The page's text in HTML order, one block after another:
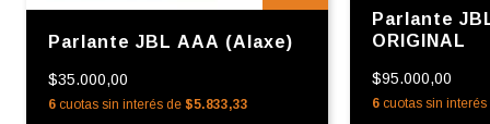
Parlante JBL AAA (Alaxe)
$35.000,00
6 cuotas sin interés de $5.833,33
Parlante
ORIGINAL
$95.000,00
6 cuotas sin